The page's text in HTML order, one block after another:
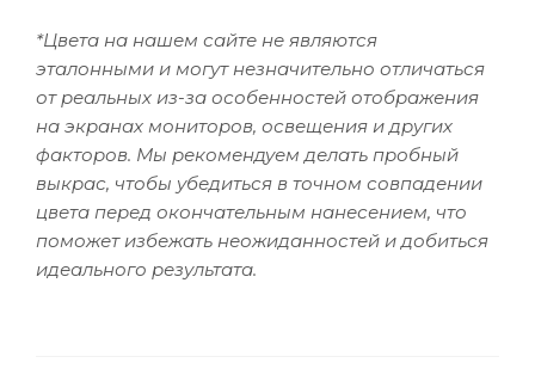
*Цвета на нашем сайте не являются
эталонными и могут незначительно отличаться
от реальных из-за особенностей отображения
на экранах мониторов, освещения и других
факторов. Мы рекомендуем делать пробный
выкрас, чтобы убедиться в точном совпадении
цвета перед окончательным нанесением, что
поможет избежать неожиданностей и добиться
идеального результата.